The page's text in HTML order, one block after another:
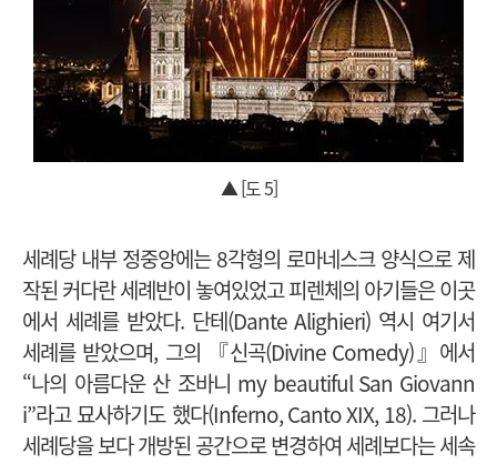
▲ [도 5]
세례당 내부 정중앙에는 8각형의 로마네스크 양식으로 제
작된 커다란 세례반이 놓여있었고 피렌체의 아기들은 이곳
에서 세례를 받았다. 단테(Dante Alighieri) 역시 여기서
세례를 받았으며, 그의 『신곡(Divine Comedy)』에서
“나의 아름다운 산 조바니 my beautiful San Giovann
i”라고 묘사하기도 했다(Inferno, Canto XIX, 18). 그러나
세례당을 보다 개방된 공간으로 변경하여 세례보다는 세속